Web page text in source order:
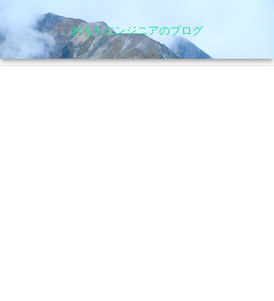
おもちエンジニアのブログ